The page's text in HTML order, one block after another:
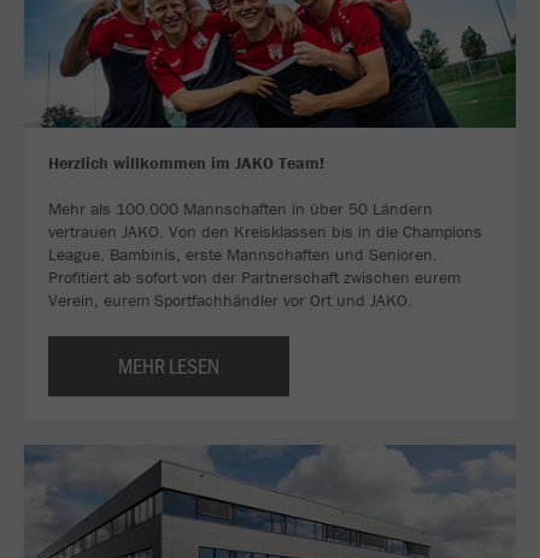
Herzlich willkommen im JAKO Team!
Mehr als 100.000 Mannschaften in über 50 Ländern
vertrauen JAKO. Von den Kreisklassen bis in die Champions
League. Bambinis, erste Mannschaften und Senioren.
Profitiert ab sofort von der Partnerschaft zwischen eurem
Verein, eurem Sportfachhändler vor Ort und JAKO.
MEHR LESEN